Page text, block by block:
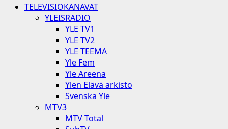
PrimaryTELEVISIOKANAVAT
YLEISRADIO
YLE TV1
YLE TV2
YLE TEEMA
Yle Fem
Yle Areena
Ylen Elävä arkisto
Svenska Yle
MTV3
MTV Total